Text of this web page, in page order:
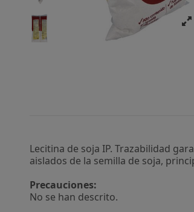
Lecitina de soja IP. Trazabilidad
aislados de la semilla de soja,
Precauciones:
No se han descrito.